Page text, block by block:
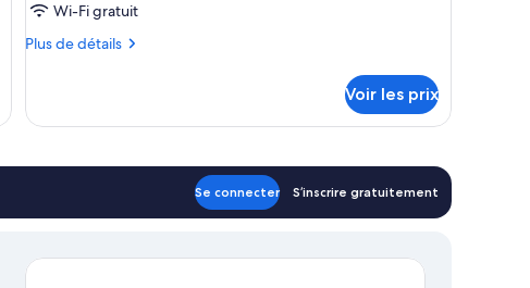
Wi-Fi gratuit
Plus de détails
Plus
le
(17)
Voir les prix
Se connecter S’inscrire gratuitement